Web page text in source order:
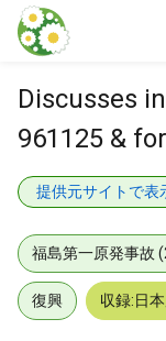
本文に飛ぶ
Discusses
961125 &
提供元サイトで表
福島第一原発事故
復興 収録:日